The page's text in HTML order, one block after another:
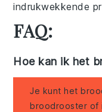
indrukwekkende
FAQ:
Hoe kan ik het
Je kunt het
broodrooster of